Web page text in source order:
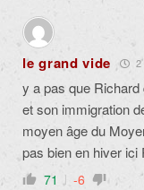
le grand vide 2
y a pas que Richard
et son immigration
moyen âge du
pas bien en hiver ici
71 -6